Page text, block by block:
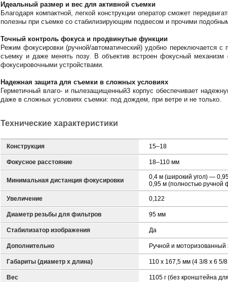
Идеальный размер и вес для активной съемки
Благодаря компактной, легкой конструкции оператор сможет
полезны при съемке со стабилизирующим подвесом и прочими
Точный контроль фокуса и продвинутые функции
Режим фокусировки (ручной/автоматический) удобно переключается
съемку и даже менять позу. В объектив встроен фокусный
фокусировочными устройствами.
Надежная защита для съемки в сложных условиях
Герметичный влаго- и пылезащищенный3 корпус обеспечивает
даже в сложных условиях съемки: под дождем, при ветре и не только.
Технические характеристики
Конструкция 15–18
Фокусное расстояние 18–110 мм
Минимальная дистанция фокусировки
0,4 м (широкий угол) —
0,95 м (полностью ручной
Увеличение 0,122
Диаметр резьбы для фильтров 95 мм
Стабилизатор изображения Да
Дополнительно Ручной и моторизованный
Габариты (диаметр х длина) 110 x 167,5 мм (4 3/8 x 6 5/
Вес 1105 г (без кронштейна